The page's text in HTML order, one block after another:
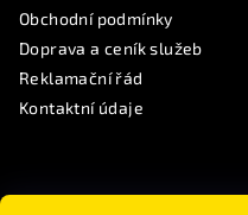
Obchodní podmínky
Doprava a ceník služeb
Reklamační řád
Kontaktní údaje